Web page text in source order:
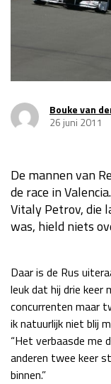
Kwalificatie
Race
GP SÃO
Kwalificatie
Race
LAS VEGAS
Kwalificatie
GP ABU
Bouke van
26 juni 2011
De mannen van
de race in
Vitaly Petrov, die
was, hield niets
Daar is de Rus
leuk dat hij drie
concurrenten maar
ik natuurlijk niet blij
“Het verbaasde me
anderen twee keer
binnen.”